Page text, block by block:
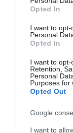
Opted In
I want to
Personal
Opted In
I want to opt-
Retention,
Personal
Purposes for
Opted Out
Google
I want to